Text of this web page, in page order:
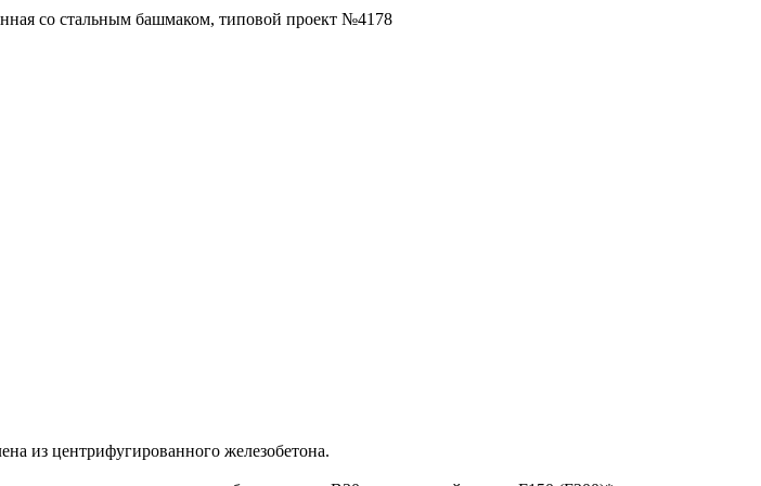
со стальным башмаком, типовой проект №4178
из центрифугированного железобетона.